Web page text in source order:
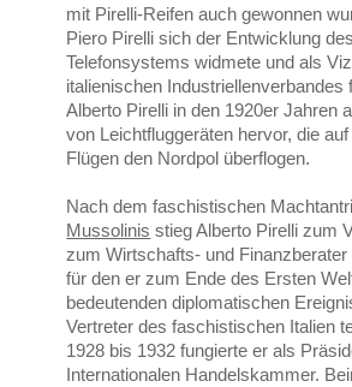
mit Pirelli-Reifen auch gewonnen
Piero Pirelli sich der Entwicklung
Telefonsystems widmete und als
italienischen Industriellenverbandes
Alberto Pirelli in den 1920er Jahren
von Leichtfluggeräten hervor, die
Flügen den Nordpol überflogen.
Nach dem faschistischen
Mussolinis stieg Alberto Pirelli zum
zum Wirtschafts- und
für den er zum Ende des Ersten
bedeutenden diplomatischen
Vertreter des faschistischen Italien
1928 bis 1932 fungierte er als
Internationalen Handelskammer.